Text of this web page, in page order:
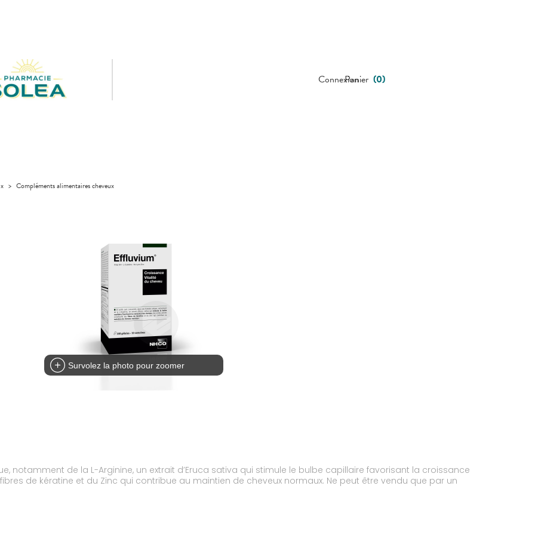
Connexion
Panier (0)
> Compléments alimentaires cheveux
Survolez la photo pour zoomer
notamment de la L-Arginine, un extrait d’Eruca sativa qui stimule le bulbe capillaire favorisant la croissance
de kératine et du Zinc qui contribue au maintien de cheveux normaux. Ne peut être vendu que par un